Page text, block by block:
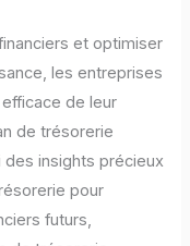
et optimiser
les entreprises
de leur
de trésorerie
insights précieux
pour
futurs,